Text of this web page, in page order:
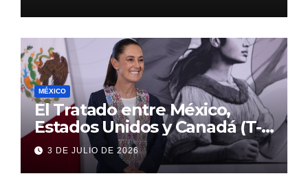
MÉXICO
El Tratado entre México,
Estados Unidos y Canadá (T-
MEC) se mantiene hasta el
2036: Presidenta Claudia
Sheinbaum
3 DE JULIO DE 2026